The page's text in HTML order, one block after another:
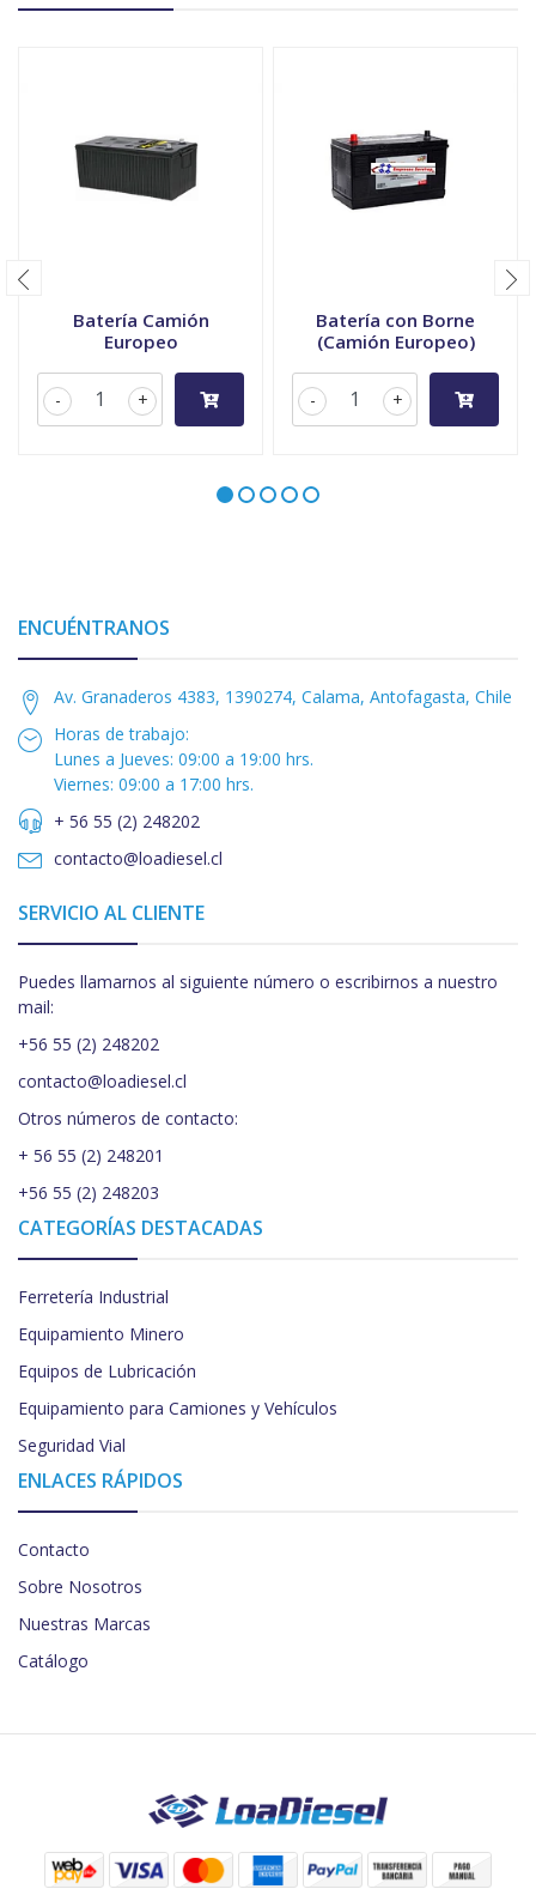
Batería Camión
Europeo
+
-
Batería con Borne
(Camión Europeo)
+
-
ENCUÉNTRANOS
Av. Granaderos 4383, 1390274, Calama, Antofagasta, Chile
Horas de trabajo:
Lunes a Jueves: 09:00 a 19:00 hrs.
Viernes: 09:00 a 17:00 hrs.
+ 56 55 (2) 248202
contacto@loadiesel.cl
SERVICIO AL CLIENTE
Puedes llamarnos al siguiente número o escribirnos a nuestro
mail:
+56 55 (2) 248202
contacto@loadiesel.cl
Otros números de contacto:
+ 56 55 (2) 248201
+56 55 (2) 248203
CATEGORÍAS DESTACADAS
Ferretería Industrial
Equipamiento Minero
Equipos de Lubricación
Equipamiento para Camiones y Vehículos
Seguridad Vial
ENLACES RÁPIDOS
Contacto
Sobre Nosotros
Nuestras Marcas
Catálogo